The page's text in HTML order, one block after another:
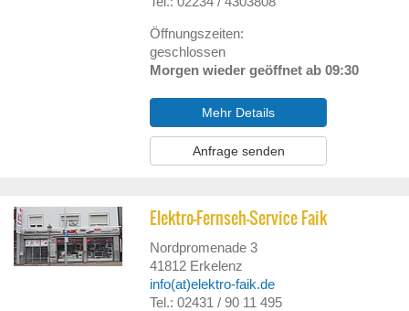
Öffnungszeiten:
geschlossen
Morgen wieder geöffnet ab 09:30
Mehr Details
Anfrage senden
Elektro-Fernseh-Service Faik
Nordpromenade 3
41812 Erkelenz
info(at)elektro-faik.de
Tel.: 02431 / 90 11 495